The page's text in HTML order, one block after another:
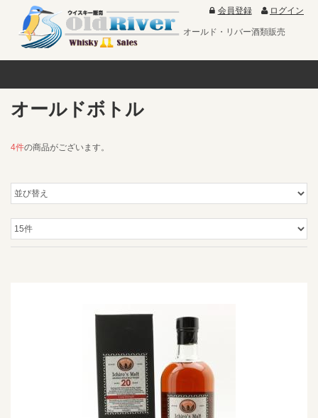
会員登録 ログイン
オールド・リバー酒類販売
オールドボトル
4件の商品がございます。